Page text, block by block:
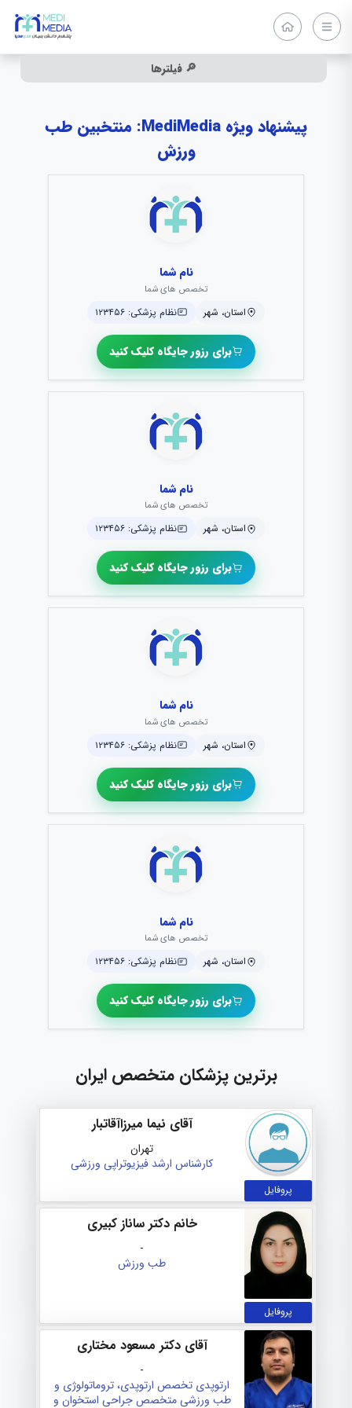
🔎 فیلترها
پیشنهاد ویژه MediMedia: منتخبین طب
ورزش
نام شما
تخصص های شما
استان، شهر نظام پزشکی: ۱۲۳۴۵۶
برای رزور جایگاه کلیک کنید
نام شما
تخصص های شما
استان، شهر نظام پزشکی: ۱۲۳۴۵۶
برای رزور جایگاه کلیک کنید
نام شما
تخصص های شما
استان، شهر نظام پزشکی: ۱۲۳۴۵۶
برای رزور جایگاه کلیک کنید
نام شما
تخصص های شما
استان، شهر نظام پزشکی: ۱۲۳۴۵۶
برای رزور جایگاه کلیک کنید
برترین پزشکان متخصص ایران
پروفایل
آقای نیما میرزاآقاتبار
تهران
کارشناس ارشد فیزیوتراپی ورزشی
پروفایل
خانم دکتر ساناز کبیری
-
طب ورزش
آقای دکتر مسعود مختاری
-
ارتوپدی تخصص ارتوپدی، تروماتولوژی و
طب ورزشیمتخصص جراحی استخوان و